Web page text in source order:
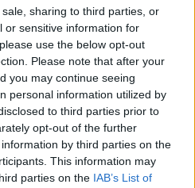
sharing to third parties, or
or sensitive information for
use the below opt-out
Please note that after your
you may continue seeing
personal information utilized by
to third parties prior to
opt-out of the further
by third parties on the
This information may
parties on the IAB’s List of
lesz az út vége.
dátum - ekkor
az Apple az új
Arena
iPhone 18 Pro modellek
iPhone Ultra is
áremelésekről szóló
a rajtot.